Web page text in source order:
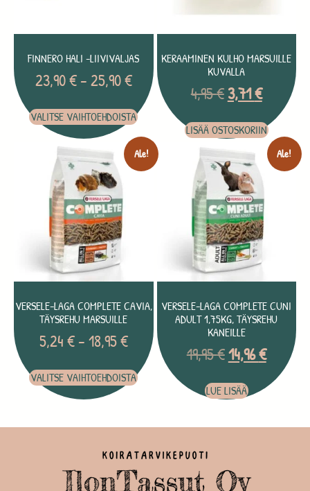
FINNERO HALI -LIIVIVALJAS
23,90€ –25,90€
VALITSE VAIHTOEHDOISTA
KERAAMINEN KULHO MARSUILLE
KUVALLA
4,95€ 3,71€
LISÄÄ OSTOSKORIIN
Ale!
VERSELE-LAGA COMPLETE CAVIA,
TÄYSREHU MARSUILLE
5,24€ –18,95€
VALITSE VAIHTOEHDOISTA
Ale!
VERSELE-LAGA COMPLETE CUNI
ADULT 1,75KG, TÄYSREHU
KANEILLE
19,95€14,96€
LUE LISÄÄ